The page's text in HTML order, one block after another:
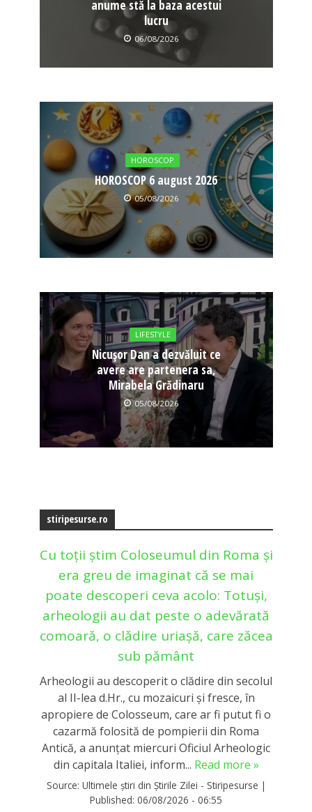
anume stă la baza acestui
lucru
06/08/2026
HOROSCOP
HOROSCOP 6 august 2026
05/08/2026
LIFESTYLE
Nicușor Dan a dezvăluit ce
avere are partenera sa,
Mirabela Grădinaru
05/08/2026
stiripesurse.ro
Cu toții știm Coloseumul din Roma și
era greu de imaginat că se mai
poate descoperi ceva acolo: Totuși,
arheologii au dat peste o adevărată
comoară, o clădire uriașă, care zăcea
sub pământ
Arheologii au descoperit o clădire din secolul
al II-lea d.Hr., cu mozaicuri şi fresce, în
apropiere de Colosseum, care ar fi putut fi o
cazarmă folosită de pompierii din Roma
Antică, a anunţat miercuri Oficiul Arheologic
din capitala Italiei, inform... Read more »
Source: Ultimele știri din Știrile Zilei - Stiripesurse |
Published: 06/08/2026 - 06:55